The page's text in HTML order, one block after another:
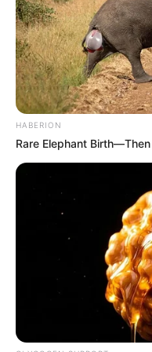
HABERION
Rare Elephant